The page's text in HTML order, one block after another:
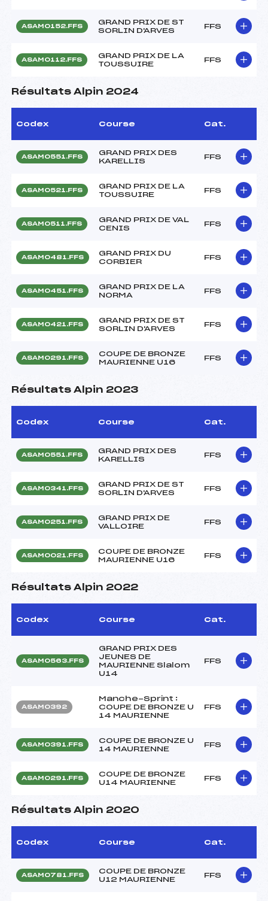
ASAM0152.FFS
GRAND PRIX DE ST
SORLIN D'ARVES
FFS
ASAM0112.FFS
GRAND PRIX DE LA
TOUSSUIRE
FFS
Résultats Alpin 2024
Codex Course Cat.
ASAM0551.FFS
GRAND PRIX DES
KARELLIS
FFS
ASAM0521.FFS
GRAND PRIX DE LA
TOUSSUIRE
FFS
ASAM0511.FFS
GRAND PRIX DE VAL
CENIS
FFS
ASAM0481.FFS
GRAND PRIX DU
CORBIER
FFS
ASAM0451.FFS
GRAND PRIX DE LA
NORMA
FFS
ASAM0421.FFS
GRAND PRIX DE ST
SORLIN D'ARVES
FFS
ASAM0291.FFS
COUPE DE BRONZE
MAURIENNE U16
FFS
Résultats Alpin 2023
Codex Course Cat.
ASAM0551.FFS
GRAND PRIX DES
KARELLIS
FFS
ASAM0341.FFS
GRAND PRIX DE ST
SORLIN D'ARVES
FFS
ASAM0251.FFS
GRAND PRIX DE
VALLOIRE
FFS
ASAM0021.FFS
COUPE DE BRONZE
MAURIENNE U16
FFS
Résultats Alpin 2022
Codex Course Cat.
ASAM0563.FFS
GRAND PRIX DES
JEUNES DE
MAURIENNE Slalom
U14
FFS
ASAM0392
Manche-Sprint :
COUPE DE BRONZE U
14 MAURIENNE
FFS
ASAM0391.FFS
COUPE DE BRONZE U
14 MAURIENNE
FFS
ASAM0291.FFS
COUPE DE BRONZE
U14 MAURIENNE
FFS
Résultats Alpin 2020
Codex Course Cat.
ASAM0781.FFS
COUPE DE BRONZE
U12 MAURIENNE
FFS